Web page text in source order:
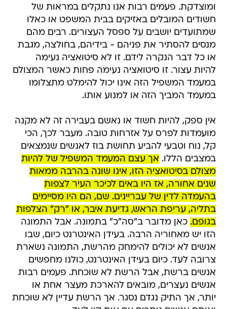
ומוצדקת. פעמים רבות אנו נתקלים במראות של
חשודים המובלים באזיקים בבית המשפט או כאלו
שמתועדים יושבים על ספסל העצורים. רבים מהם
מנסים להסתיר את פניהם - בידיהם, בחולצה, מגבת
או כל דבר הנקרה לידם. זו לא סיטואציה נעימה
להיות עצור. זו סיטואציה נעימה פחות כאשר המצולם
במעמד המשפיל הזה אינו יכול להימלט מתצלומו
במעמד המביך הזה או למנוע אותו.
אין ספק, להיות חשוד או נאשם בעבירה זה לא מקנה
מועמדות לפרס על אזרחות טובה. מעבר לכך, הכי
קל, נוח וטבעי להביע תחושת בוז לאנשים שנמצאים
במצבים הללו. אך עצם המעמד המשפיל של להיות
מצולם בסיטואציה הזו, אינו שונה בהרבה ממאות
שנים אחורה, אז היו באים לכיכר העיר לצפות
בהעמדה לדין של עבריינים. שם, הם היו מסיימים
בתליה, עריפת הראש, גדיעת איבר, או "רק" הצלפות
בגופם. כאן מדובר ב"סה"כ" בתמונה. אבל התמונה
הזו יש מאחוריה הרבה. בעידן האינטרנט כיום, שבו
אנשים לא יכולים להימחק מהרשת, התמונה נשארת
צרובה לעד. כיום בעידן האינטרנט, כולנו מחפשים
אנשים ברשת, אבל הרשת לא שוכחת. פעמים רבות
אנשים נעצרים, מובאים להארכת מעצר אחת או
יותר, אך התיק נגדם נסגר. אך הרשת עדיין לא שוכחת